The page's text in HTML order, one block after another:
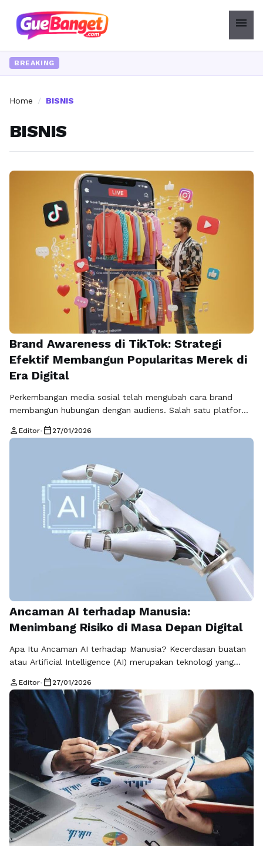
menu
BREAKING
Home / BISNIS
BISNIS
Brand Awareness di TikTok: Strategi
Efektif Membangun Popularitas Merek di
Era Digital
Perkembangan media sosial telah mengubah cara brand
membangun hubungan dengan audiens. Salah satu platform
format video pendek yang kreatif dan algoritma yang
awareness di TikTok menjadi strategi penting bagi pelaku
bisnis dan kreator. Banyak brand yang awalnya tidak dikenal
Baca Selengkapnya
person Editor• calendar_today 27/01/2026
Ancaman AI terhadap Manusia:
Menimbang Risiko di Masa Depan Digital
Apa Itu Ancaman AI terhadap Manusia? Kecerdasan buatan
atau Artificial Intelligence (AI) merupakan teknologi yang
banyak aspek kehidupan manusia. Dari layanan kesehatan,
transportasi, hingga otomasi industri, AI menawarkan
manfaat luar biasa yang dapat meningkatkan efisiensi,
produktivitas, dan kualitas hidup manusia. Namun, di balik
semua manfaat itu, terdapat risiko …Baca Selengkapnya
person Editor• calendar_today 27/01/2026